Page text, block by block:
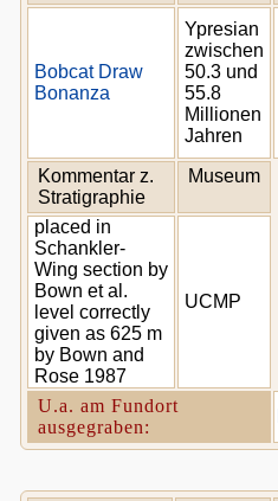
Bobcat Draw
Bonanza
Ypresian
zwischen
50.3 und
55.8
Millionen
Jahren
Kommentar z.
Stratigraphie
Museum
placed in
Schankler-
Wing section by
Bown et al.
level correctly
given as 625 m
by Bown and
Rose 1987
UCMP
U.a. am Fundort
ausgegraben: